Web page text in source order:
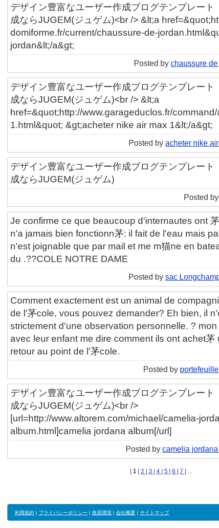
デザイン豊富なユーザー作成ブログテンプレート
成ならJUGEM(ジュゲム)<br /> &lt;a
domiforme.fr/current/chaussure-de-
jordan&lt;/a&gt;
Posted by chaussure
デザイン豊富なユーザー作成ブログテンプレート
成ならJUGEM(ジュゲム)<br /> &lt;a
href=&quot;http://www.garageduclos.fr/
1.html&quot; &gt;acheter nike air max 1&lt;/a&gt;
Posted by acheter nike
デザイン豊富なユーザー作成ブログテンプレート
成ならJUGEM(ジュゲム)
Posted
Je confirme ce que beaucoup d'internautes ont
n'a jamais bien fonctionn茅: il fait de l'eau mais
n'est joignable que par mail et me m猫ne en
du .??COLE NOTRE DAME
Posted by sac
Comment exactement est un animal de
de l'茅cole, vous pouvez demander? Eh bien, il
strictement d'une observation personnelle. ?
avec leur enfant me dire comment ils ont achet茅
retour au point de l'茅cole.
Posted by
デザイン豊富なユーザー作成ブログテンプレート
成ならJUGEM(ジュゲム)<br />
[url=http://www.altorem.com/michael/camelia-
album.html]camelia jordana album[/url]
Posted by camelia
1 2 3 4 5 6 7 | ...
利用規約 | プライバシーポリシー | 推奨環境 | 会社概要 | サイトマップ